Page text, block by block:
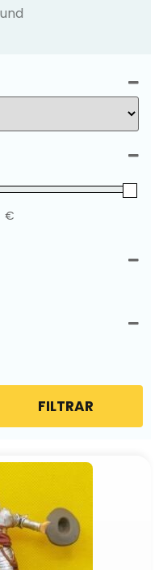
Price
Price
€
FILTRAR